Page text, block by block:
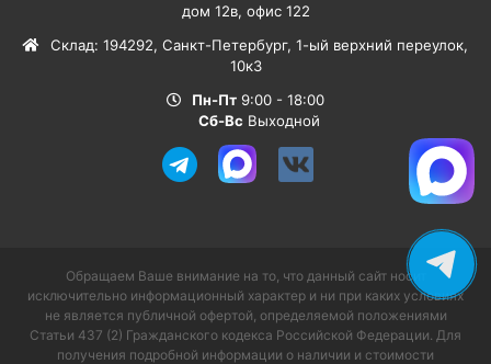
дом 12в, офис 122
Склад: 194292, Санкт-Петербург, 1-ый верхний переулок,
10к3
Пн-Пт 9:00 - 18:00
Сб-Вс Выходной
Обращаем Ваше внимание на то, что данный сайт носит
исключительно информационный характер и ни при каких условиях
не является публичной офертой, определяемой положениями
Статьи 437 (2) Гражданского кодекса Российской Федерации. Для
получения подробной информации о наличии и стоимости